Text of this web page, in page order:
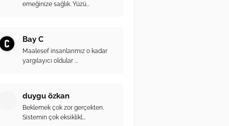
emeğinize sağlık. Yüzü...
Bay C
Maalesef insanlarımız o kadar
yargılayıcı oldular ...
duygu özkan
Beklemek çok zor gerçekten.
Sistemin çok eksiklikl...